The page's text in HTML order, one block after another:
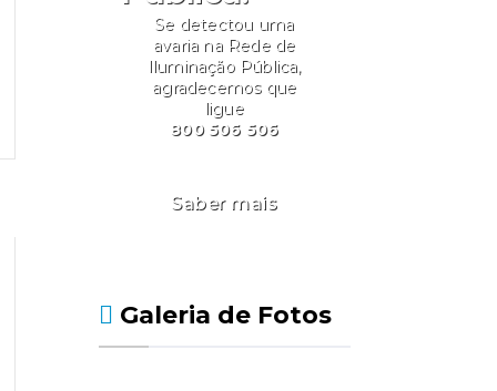
Se detectou uma
avaria na Rede de
Iluminação Pública,
agradecemos que
ligue
800 506 506
Saber mais
Galeria de Fotos